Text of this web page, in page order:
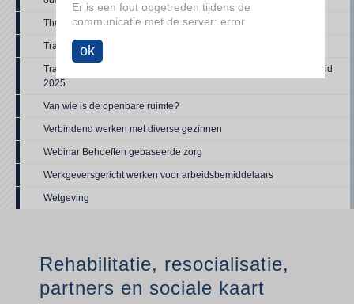
Therapeutische kaders in de forensische zorg
Trajectondersteuning van gezinnen
Trajectondersteuning van gezinnen. Een staat van het gezinsbeleid
2025
Van wie is de openbare ruimte?
Verbindend werken met diverse gezinnen
Webinar Behoeften gebaseerde zorg
Werkgeversgericht werken voor arbeidsbemiddelaars
Wetgeving
Rehabilitatie, resocialisatie,
partners en sociale kaart
Er is een fout opgetreden tijdens de
communicatie met de server: error
ok